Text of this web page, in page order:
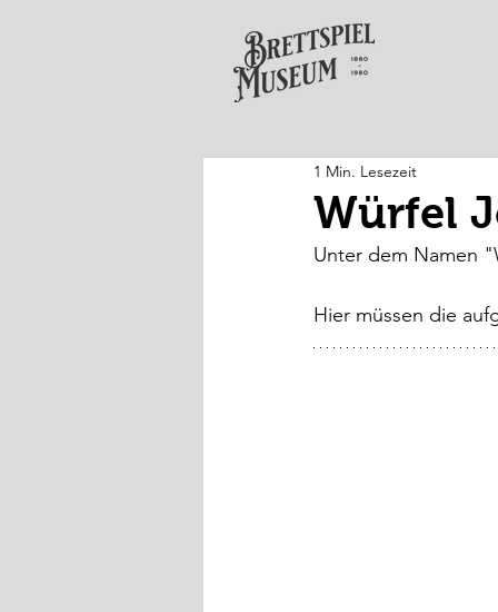
Würfel
1 Min. Lesezeit
Unter dem Namen
Hier müssen die